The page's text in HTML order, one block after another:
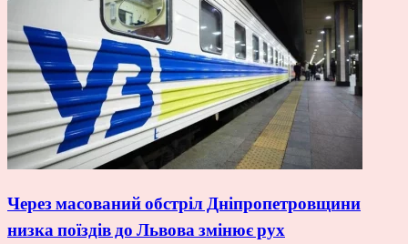
Через масований обстріл Дніпропетровщини
низка поїздів до Львова змінює рух